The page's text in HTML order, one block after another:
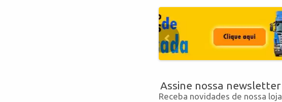
Assine nossa newsletter
Receba novidades de nossa loja